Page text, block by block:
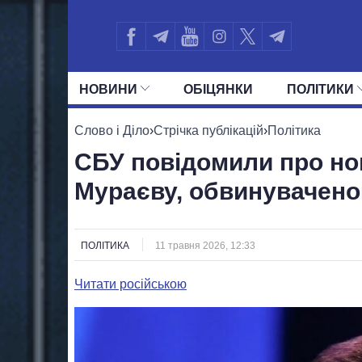
НОВИНИ ОБIЦЯНКИ ПОЛIТИКИ
УСІ ПОЛІТИКИ ПРЕЗИДЕНТ І ОФІС
Слово і Діло›Стрічка публікацій›Політика
СБУ повідомили про
Мураєву,
ПОЛІТИКА 11 травня 2026, 12:33
Читати російською